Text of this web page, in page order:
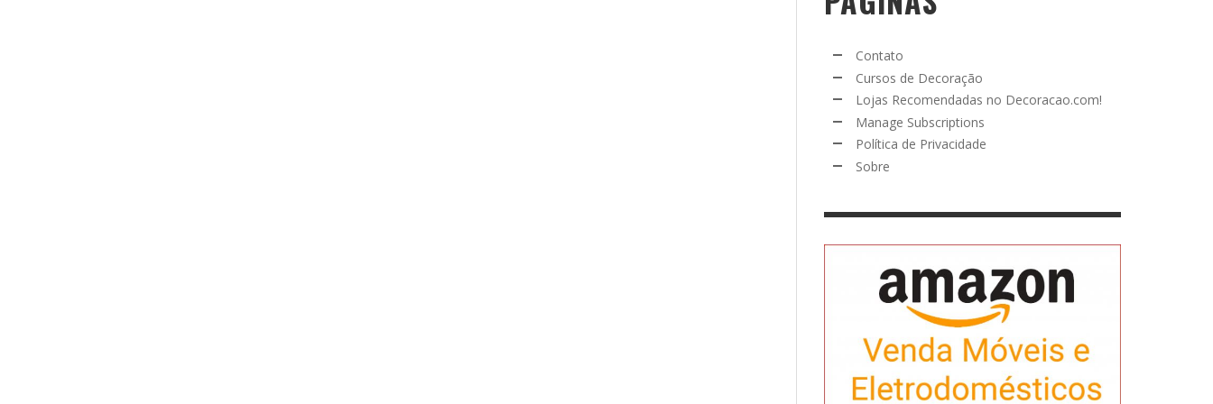
Contato
Cursos de Decoração
Lojas Recomendadas no Decoracao.com!
Manage Subscriptions
Política de Privacidade
Sobre